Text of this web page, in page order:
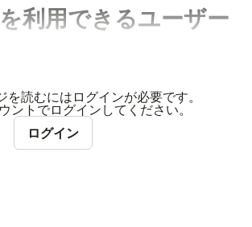
利用できるユーザー
を読むにはログインが必要です。
ントでログインしてください。
ログイン